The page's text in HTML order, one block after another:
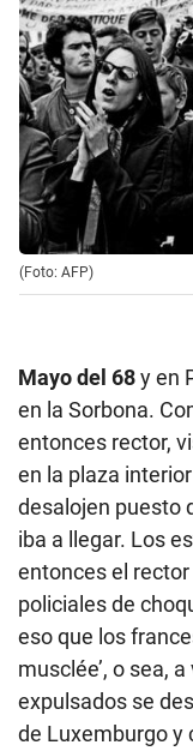
(Foto: AFP)
Mayo del 68y en
en la Sorbona.
entonces rector,
en la plaza
desalojen puesto
iba a llegar. Los
entonces el
policiales de
eso que los
musclée’, o sea,
expulsados se
de Luxemburgo y